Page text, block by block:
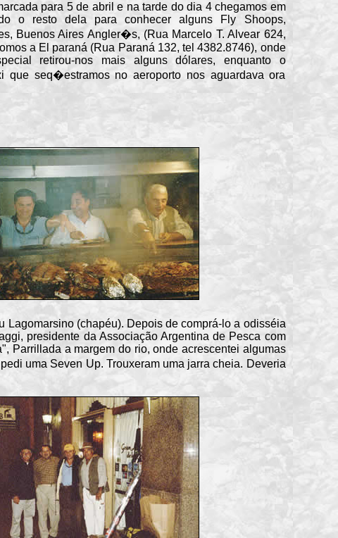
para 5 de abril e na tarde do dia 4 chegamos em
o resto dela para conhecer alguns Fly Shoops,
Buenos Aires Angler�s, (Rua Marcelo T. Alvear 624,
a El paraná (Rua Paraná 132, tel 4382.8746), onde
retirou-nos mais alguns dólares, enquanto o
que seq�estramos no aeroporto nos aguardava ora
(chapéu). Depois de comprá-lo a odisséia
presidente da Associação Argentina de Pesca com
Parrillada a margem do rio, onde acrescentei algumas
uma Seven Up. Trouxeram uma jarra cheia. Deveria